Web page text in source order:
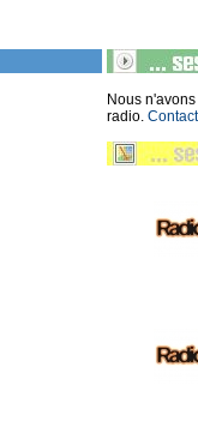
Nous
radio.